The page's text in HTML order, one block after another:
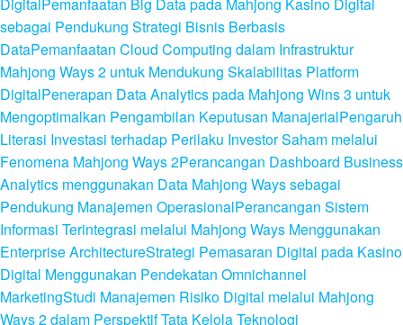
sebagai Pendukung Strategi Bisnis Berbasis
DataPemanfaatan Cloud Computing dalam Infrastruktur
Mahjong Ways 2 untuk Mendukung Skalabilitas Platform
DigitalPenerapan Data Analytics pada Mahjong Wins 3 untuk
Mengoptimalkan Pengambilan Keputusan ManajerialPengaruh
Literasi Investasi terhadap Perilaku Investor Saham melalui
Fenomena Mahjong Ways 2Perancangan Dashboard Business
Analytics menggunakan Data Mahjong Ways sebagai
Pendukung Manajemen OperasionalPerancangan Sistem
Informasi Terintegrasi melalui Mahjong Ways Menggunakan
Enterprise ArchitectureStrategi Pemasaran Digital pada Kasino
Digital Menggunakan Pendekatan Omnichannel
MarketingStudi Manajemen Risiko Digital melalui Mahjong
Ways 2 dalam Perspektif Tata Kelola Teknologi